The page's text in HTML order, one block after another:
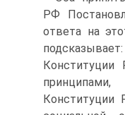
РФ
ответа на
Конституции